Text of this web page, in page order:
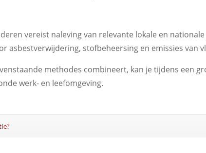
vereist naleving van relevante lokale en
asbestverwijdering, stofbeheersing en emissies van
methodes combineert, kan je tijdens een
werk- en leefomgeving.